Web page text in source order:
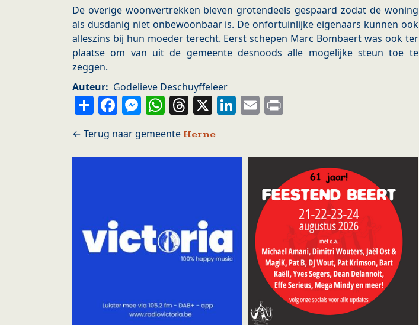
De overige woonvertrekken bleven grotendeels gespaard zodat de woning
als dusdanig niet onbewoonbaar is. De onfortuinlijke eigenaars kunnen ook
alleszins bij hun moeder terecht. Eerst schepen Marc Bombaert was ook ter
plaatse om van uit de gemeente desnoods alle mogelijke steun toe te
zeggen.
Auteur
Godelieve Deschuyffeleer
ShareFacebook
Messenger
WhatsApp
Threads
X LinkedIn
Email
Herne